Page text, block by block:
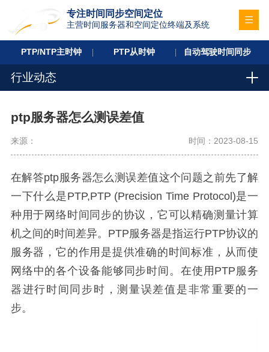
专注时间同步空间定位
主营时间服务器和空间定位终端及系统
PTP/NTP主时钟 PTP从时钟 自动驾驶时间同步
行业动态
ptp服务器怎么测误差值
来源： 时间：2023-08-15
在解答ptp服务器怎么测误差值这个问题之前先了解
一下什么是PTP,PTP (Precision Time Protocol)是一
种用于网络时间同步的协议，它可以精确测量计算
机之间的时间差异。PTP服务器是指运行PTP协议的
服务器，它的作用是提供准确的时间标准，从而使
网络中的各个设备能够同步时间。在使用PTP服务
器进行时间同步时，测量误差值是非常重要的一
步。